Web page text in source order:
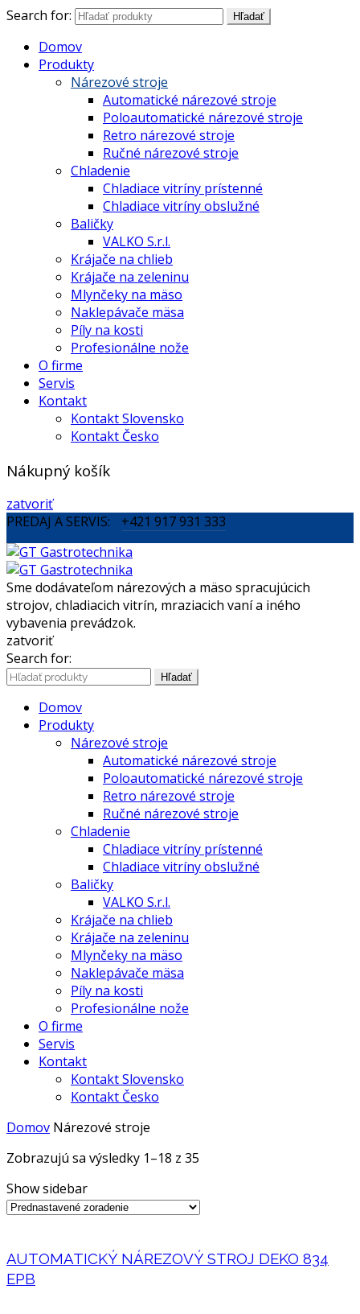
Search for: Hľadať
Domov
Produkty
Nárezové stroje
Automatické nárezové stroje
Poloautomatické nárezové stroje
Retro nárezové stroje
Ručné nárezové stroje
Chladenie
Chladiace vitríny prístenné
Chladiace vitríny obslužné
Baličky
VALKO S.r.l.
Krájače na chlieb
Krájače na zeleninu
Mlynčeky na mäso
Naklepávače mäsa
Píly na kosti
Profesionálne nože
O firme
Servis
Kontakt
Kontakt Slovensko
Kontakt Česko
Nákupný košík
zatvoriť
PREDAJ A SERVIS:
+421 917 931 333
Sme dodávateľom nárezových a mäso spracujúcich
strojov, chladiacich vitrín, mraziacich vaní a iného
vybavenia prevádzok.
zatvoriť
Search for:
Hľadať
Domov
Produkty
Nárezové stroje
Automatické nárezové stroje
Poloautomatické nárezové stroje
Retro nárezové stroje
Ručné nárezové stroje
Chladenie
Chladiace vitríny prístenné
Chladiace vitríny obslužné
Baličky
VALKO S.r.l.
Krájače na chlieb
Krájače na zeleninu
Mlynčeky na mäso
Naklepávače mäsa
Píly na kosti
Profesionálne nože
O firme
Servis
Kontakt
Kontakt Slovensko
Kontakt Česko
Domov Nárezové stroje
Zobrazujú sa výsledky 1–18 z 35
Show sidebar
AUTOMATICKÝ NÁREZOVÝ STROJ DEKO 834
EPB